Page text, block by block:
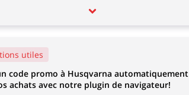
utiles
code promo à Husqvarna automatiquement
achats avec notre plugin de navigateur!